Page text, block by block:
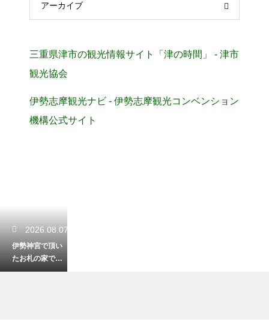
アーカイブ
三重県津市の観光情報サイト「津の時間」 - 津市
観光協会
伊勢志摩観光ナビ - 伊勢志摩観光コンベンション
機構公式サイト
2026.08.07
伊勢神宮で頂い
たお札の家での
正しい祀り方！